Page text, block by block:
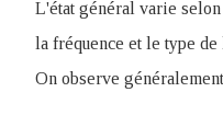
L'état général varie
la fréquence et le type de
On observe